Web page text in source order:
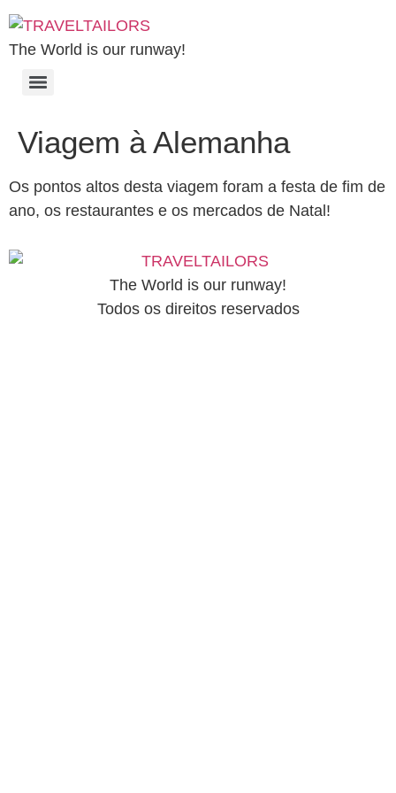
The World is our runway!
Viagem à Alemanha
Os pontos altos desta viagem foram a festa de fim de
ano, os restaurantes e os mercados de Natal!
The World is our runway!
Todos os direitos reservados